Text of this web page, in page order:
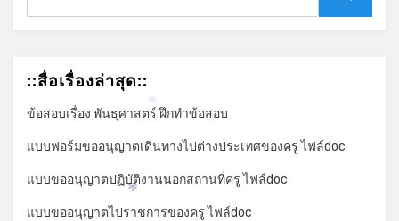
::สื่อเรื่องล่าสุด::
ข้อสอบเรื่อง พันธุศาสตร์ ฝึกทำข้อสอบ
แบบฟอร์มขออนุญาตเดินทางไปต่างประเทศของครู ไฟล์doc
แบบขออนุญาตปฏิบัติงานนอกสถานที่ครู ไฟล์doc
แบบขออนุญาตไปราชการของครู ไฟล์doc
*
*